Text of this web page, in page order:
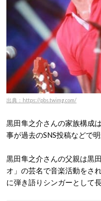
出典：https://pbs.twimg.com/
黒田隼之介さんの家族構成
事が過去のSNS投稿などで
黒田隼之介さんの父親は黒
オ」の芸名で音楽活動をさ
に弾き語りシンガーとして